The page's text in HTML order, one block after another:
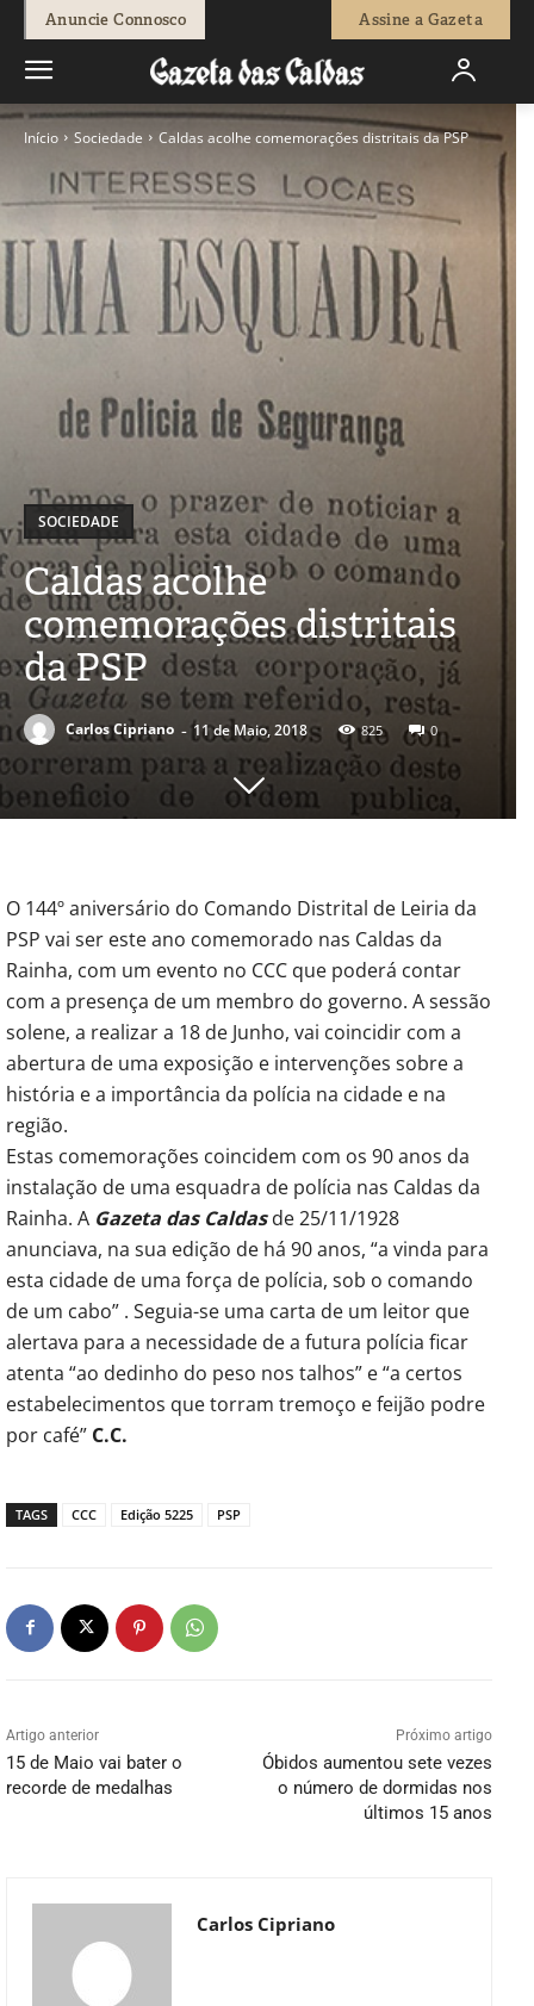
Anuncie Connosco Assine a Gazeta
Início Sociedade Caldas acolhe comemorações distritais da PSP
SOCIEDADE
Caldas acolhe
comemorações distritais
da PSP
Carlos Cipriano - 11 de Maio, 2018 825 0
O 144º aniversário do Comando Distrital de Leiria da
PSP vai ser este ano comemorado nas Caldas da
Rainha, com um evento no CCC que poderá contar
com a presença de um membro do governo. A sessão
solene, a realizar a 18 de Junho, vai coincidir com a
abertura de uma exposição e intervenções sobre a
história e a importância da polícia na cidade e na
região.
Estas comemorações coincidem com os 90 anos da
instalação de uma esquadra de polícia nas Caldas da
Rainha. A Gazeta das Caldasde 25/11/1928
anunciava, na sua edição de há 90 anos, “a vinda para
esta cidade de uma força de polícia, sob o comando
de um cabo” . Seguia-se uma carta de um leitor que
alertava para a necessidade de a futura polícia ficar
atenta “ao dedinho do peso nos talhos” e “a certos
estabelecimentos que torram tremoço e feijão podre
por café” C.C.
TAGS CCC Edição 5225 PSP
Artigo anterior
15 de Maio vai bater o
recorde de medalhas
Próximo artigo
Óbidos aumentou sete vezes
o número de dormidas nos
últimos 15 anos
Carlos Cipriano